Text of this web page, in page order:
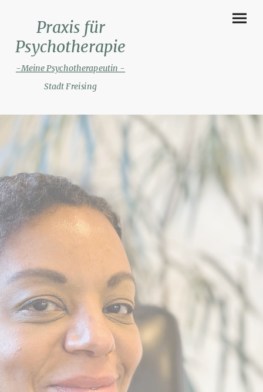
Praxis für
Psychotherapie
-Meine Psychotherapeutin -
Stadt Freising